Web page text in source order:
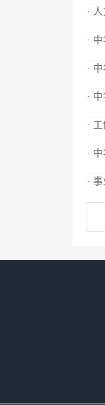
·
·
·
·
·
·
·